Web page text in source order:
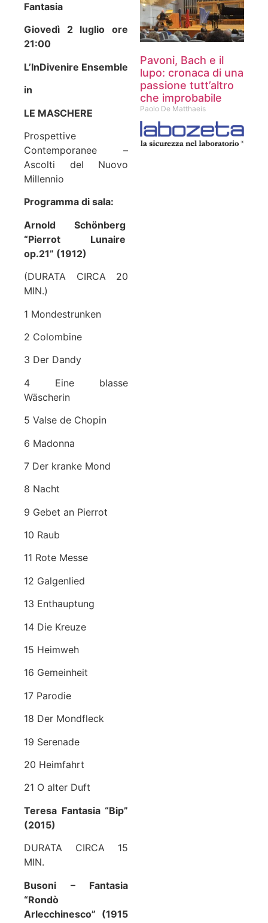
Fantasia
Giovedì 2 luglio ore
21:00
L’InDivenire Ensemble
in
LE MASCHERE
Prospettive
Contemporanee –
Ascolti del Nuovo
Millennio
Programma di sala:
Arnold Schönberg
“Pierrot Lunaire
op.21” (1912)
(DURATA CIRCA 20
MIN.)
1 Mondestrunken
2 Colombine
3 Der Dandy
4 Eine blasse
Wäscherin
5 Valse de Chopin
6 Madonna
7 Der kranke Mond
8 Nacht
9 Gebet an Pierrot
10 Raub
11 Rote Messe
12 Galgenlied
13 Enthauptung
14 Die Kreuze
15 Heimweh
16 Gemeinheit
17 Parodie
18 Der Mondfleck
19 Serenade
20 Heimfahrt
21 O alter Duft
Teresa Fantasia “Bip”
(2015)
DURATA CIRCA 15
MIN.
Busoni – Fantasia
“Rondò
Arlecchinesco” (1915
Pavoni, Bach e il
lupo: cronaca di una
passione tutt’altro
che improbabile
Paolo De Matthaeis